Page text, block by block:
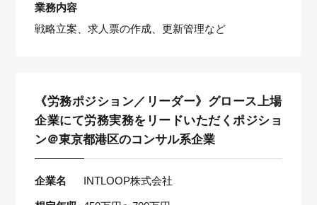
業務内容
戦略立案、求人票の作成、更新管理など
《労務ポジション／リーダー》グロース上場
企業にて労務実務をリードいただくポジショ
ン＠東京都港区のコンサル系企業
企業名 INTLOOP株式会社